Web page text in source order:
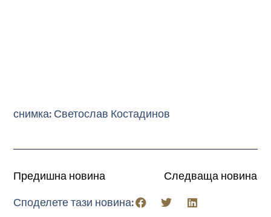
снимка: Светослав Костадинов
Предишна новина Следваща новина
Споделете тази новина: